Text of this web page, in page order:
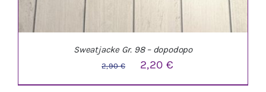
Sweatjacke Gr. 98 – dopodopo
2,90€
Ursprünglicher
Preis
2,20 €Aktueller
Preis